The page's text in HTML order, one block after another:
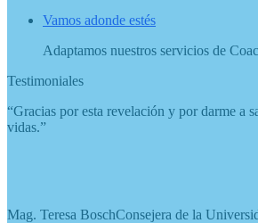
Vamos adonde estés
Adaptamos nuestros servicios de
Testimoniales
“Gracias por esta revelación y por darme a
vidas.”
Mag. Teresa BoschConsejera de la